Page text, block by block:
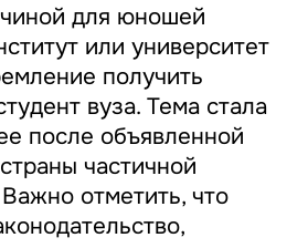
для юношей
или университет
получить
вуза. Тема стала
после объявленной
частичной
отметить, что